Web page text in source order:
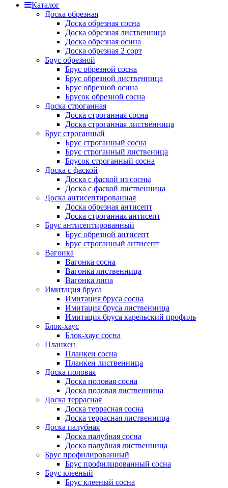
Каталог
Доска обрезная
Доска обрезная сосна
Доска обрезная лиственница
Доска обрезная осина
Доска обрезная 2 сорт
Брус обрезной
Брус обрезной сосна
Брус обрезной лиственница
Брус обрезной осина
Брусок обрезной сосна
Доска строганная
Доска строганная сосна
Доска строганная лиственница
Брус строганный
Брус строганный сосна
Брус строганный лиственица
Брусок строганный сосна
Доска с фаской
Доска с фаской из сосны
Доска с фаской лиственница
Доска антисептированная
Доска обрезная антисепт
Доска строганная антисепт
Брус антисептированный
Брус обрезной антисепт
Брус строганный антисепт
Вагонка
Вагонка сосна
Вагонка лиственница
Вагонка липа
Имитация бруса
Имитация бруса сосна
Имитация бруса лиственница
Имитация бруса карельский профиль
Блок-хаус
Блок-хаус сосна
Планкен
Планкен сосна
Планкен лиственница
Доска половая
Доска половая сосна
Доска половая лиственница
Доска террасная
Доска террасная сосна
Доска террасная лиственница
Доска палубная
Доска палубная сосна
Доска палубная лиственница
Брус профилированный
Брус профилированный сосна
Брус клееный
Брус клееный сосна